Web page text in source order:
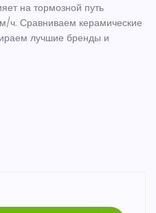
на тормозной путь
ч. Сравниваем керамические
лучшие бренды и